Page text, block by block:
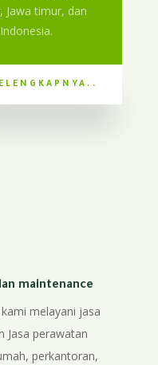
Jawa timur, dan
maintenance
melayani jasa
Jasa perawatan
perkantoran,